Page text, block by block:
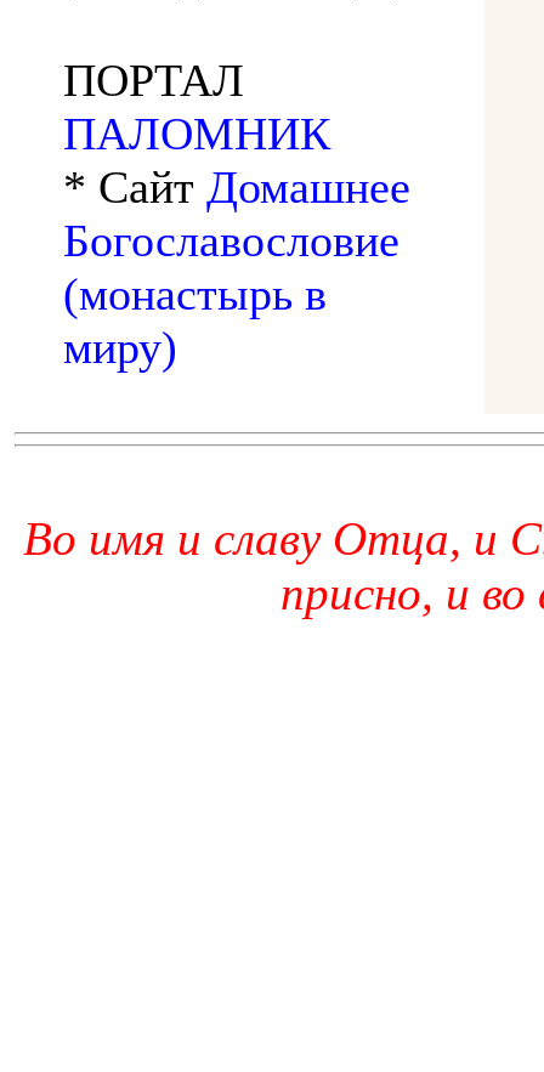
ПОРТАЛ
ПАЛОМНИК
* Сайт Домашнее
Богославословие
(монастырь в
миру)
Во имя и славу Отца, и
присно, и во